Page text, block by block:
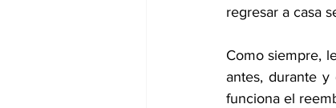
regresar a casa
Como siempre,
antes, durante
funciona el